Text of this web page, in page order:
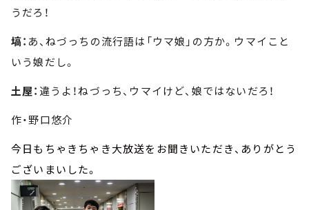
うだろ！
塙： あ、ねづっちの流行語は「ウマ娘」の方か。ウマイこと
いう娘だし。
土屋： 違うよ！ねづっち、ウマイけど、娘ではないだろ！
作・野口悠介
今日もちゃきちゃき大放送をお聞きいただき、ありがとう
ございまいした。